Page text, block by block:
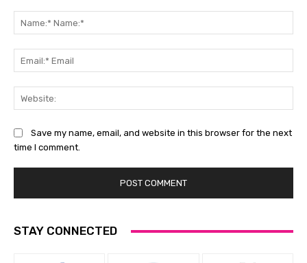
Save my name, email, and website in this browser for the next
time I comment.
STAY CONNECTED